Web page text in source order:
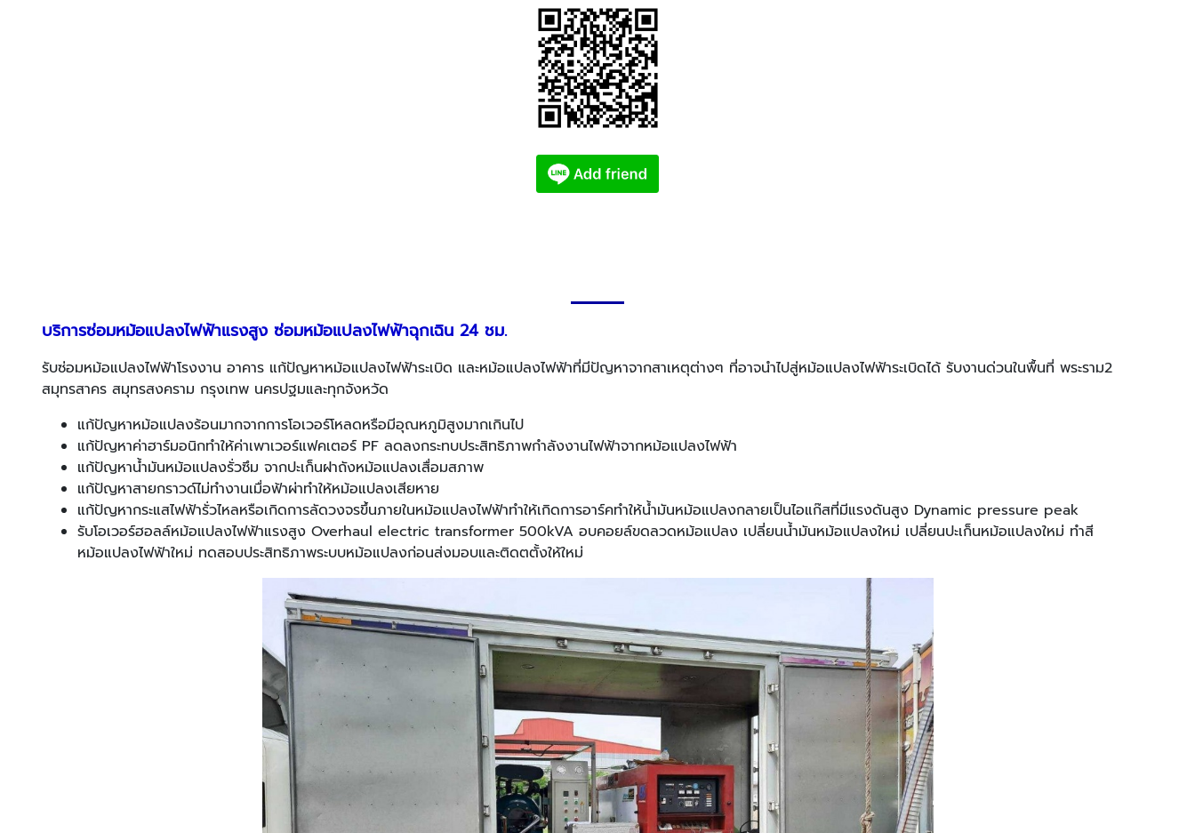
บริการซ่อมหม้อแปลงไฟฟ้าแรงสูง ซ่อมหม้อแปลงไฟฟ้าฉุกเฉิน 24 ชม.
รับซ่อมหม้อแปลงไฟฟ้าโรงงาน อาคาร แก้ปัญหาหม้อแปลงไฟฟ้าระเบิด และหม้อแปลงไฟฟ้าที่มีปัญหาจากสาเหตุต่างๆ ที่อาจนำไปสู่หม้อแปลงไฟฟ้าระเบิดได้ รับงานด่วนในพื้นที่ พระราม2
สมุทรสาคร สมุทรสงคราม กรุงเทพ นครปฐมและทุกจังหวัด
แก้ปัญหาหม้อแปลงร้อนมากจากการโอเวอร์โหลดหรือมีอุณหภูมิสูงมากเกินไป
แก้ปัญหาค่าฮาร์มอนิกทำให้ค่าเพาเวอร์แฟคเตอร์ PF ลดลงกระทบประสิทธิภาพกำลังงานไฟฟ้าจากหม้อแปลงไฟฟ้า
แก้ปัญหาน้ำมันหม้อแปลงรั่วซึม จากปะเก็นฝาถังหม้อแปลงเสื่อมสภาพ
แก้ปัญหาสายกราวด์ไม่ทำงานเมื่อฟ้าผ่าทำให้หม้อแปลงเสียหาย
แก้ปัญหากระแสไฟฟ้ารั่วไหลหรือเกิดการลัดวงจรขึ้นภายในหม้อแปลงไฟฟ้าทำให้เกิดการอาร์คทำให้น้ำมันหม้อแปลงกลายเป็นไอแก๊สที่มีแรงดันสูง Dynamic pressure peak
รับโอเวอร์ฮอลล์หม้อแปลงไฟฟ้าแรงสูง Overhaul electric transformer 500kVA อบคอยล์ขดลวดหม้อแปลง เปลี่ยนน้ำมันหม้อแปลงใหม่ เปลี่ยนปะเก็นหม้อแปลงใหม่ ทำสี
หม้อแปลงไฟฟ้าใหม่ ทดสอบประสิทธิภาพระบบหม้อแปลงก่อนส่งมอบและติดตตั้งให้ใหม่